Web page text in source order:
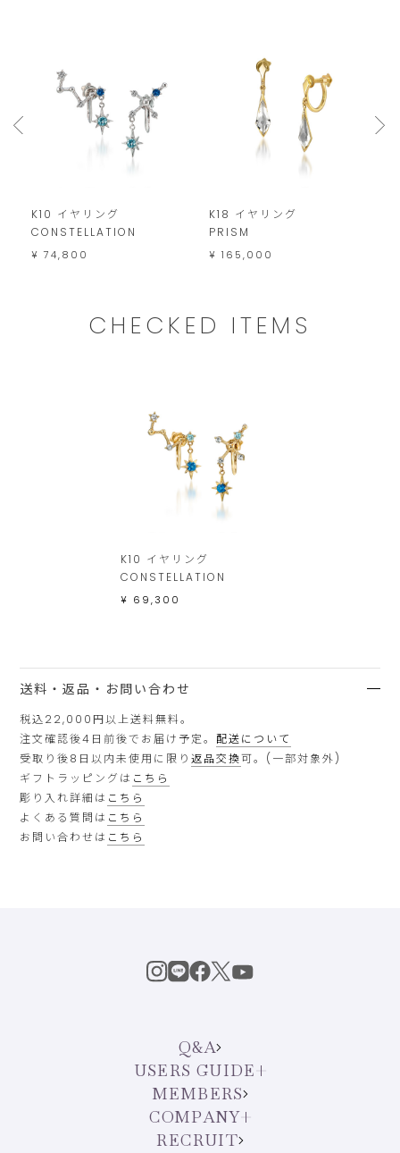
い
い
た
ま
K10 イヤリング
CONSTELLATION
¥ 74,800
K18 イヤリング
PRISM
¥ 165,000
CHECKED ITEMS
K10 イヤリング
CONSTELLATION
¥ 69,300
送料・返品・お問い合わせ
税込22,000円以上送料無料。
注文確認後4日前後でお届け予定。配送について
受取り後8日以内未使用に限り返品交換可。(一部対象外)
ギフトラッピングは こちら
彫り入れ詳細は こちら
よくある質問は こちら
お問い合わせは こちら
Q&A
USERS GUIDE
MEMBERS
COMPANY
RECRUIT